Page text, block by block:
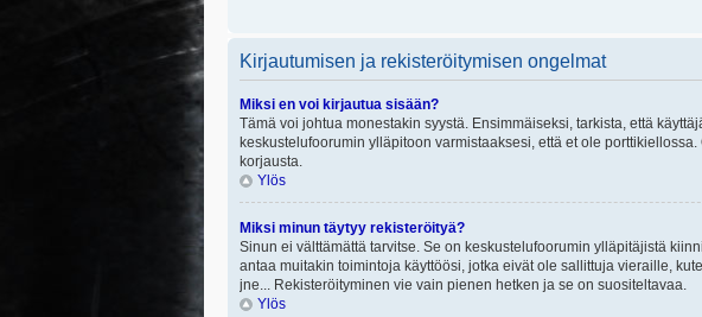
Kirjautumisen ja rekisteröitymisen ongelmat
Miksi en voi kirjautua sisään?
Tämä voi johtua monestakin syystä. Ensimmäiseksi, tarkista, että
keskustelufoorumin ylläpitoon varmistaaksesi, että et ole
korjausta.
Ylös
Miksi minun täytyy rekisteröityä?
Sinun ei välttämättä tarvitse. Se on keskustelufoorumin ylläpitäjistä
antaa muitakin toimintoja käyttöösi, jotka eivät ole sallittuja vieraille,
jne... Rekisteröityminen vie vain pienen hetken ja se on suositeltavaa.
Ylös